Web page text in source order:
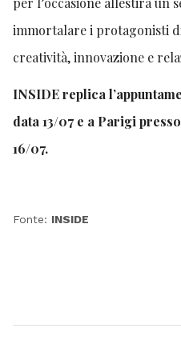
immortalare i protagonisti
creatività, innovazione e
INSIDE replica
data 13/07 e a Parigi
16/07.
Fonte: INSIDE